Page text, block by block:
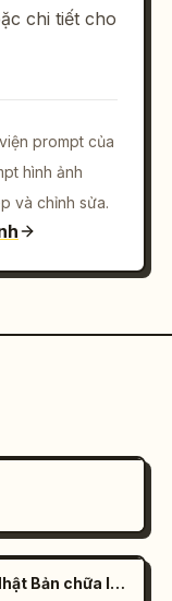
chi tiết cho
prompt của
hình ảnh
và chỉnh sửa.
Truyện tranh 4 khung phong cách Nhật Bản chữa lành